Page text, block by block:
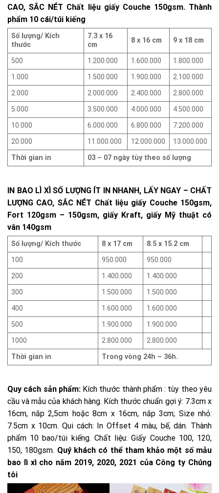
CAO, SẮC NÉT Chất liệu giấy Couche 150gsm. Thành
phẩm 10 cái/túi kiếng
Số lượng/ Kích
thước
7.3 x 16
cm
8 x 16 cm 9 x 18 cm
500 1.200.000 1.600.000
1.800.000
1.000
1.500.000 1.900.000
2.100.000
2.000
2.000.000 2.400.000
2.800.000
5.000
3.500.000 4.000.000
4.500.000
10.000
6.000.000 6.800.000
7.200.000
20.000
11.000.000 12.000.000
13.000.000
Thời gian in
03 – 07 ngày tùy theo số lượng
IN BAO LÌ XÌ SỐ LƯỢNG ÍT IN NHANH, LẤY NGAY – CHẤT
LƯỢNG CAO, SẮC NÉT Chất liệu giấy Couche 150gsm,
Fort 120gsm – 150gsm, giấy Kraft, giấy Mỹ thuật có
vân 140gsm
Số lượng/ Kích thước 8 x 17 cm
8.5 x 15.2 cm
100
950.000
950.000
200
1.400.000
1.400.000
300
1.500.000
1.500.000
400
1.600.000
1.600.000
500
1.900.000
1.900.000
1000
2.800.000
2.800.000
Thời gian in
Trong vòng 24h – 36h.
Quy cách sản phẩm:Kích thước thành phẩm : tùy theo yêu
cầu và mẫu của khách hàng. Kích thước chuẩn gợi ý: 7.3cm x
16cm, nắp 2,5cm hoặc 8cm x 16cm, nắp 3cm; Size nhỏ:
7.5cm x 10cm. Qui cách: In Offset 4 màu, bế, dán. Thành
phẩm 10 bao/túi kiếng. Chất liệu: Giấy Couche 100, 120,
150, 180gsm. Quý khách có thể tham khảo một số mẫu
bao lì xì cho năm 2019, 2020, 2021 của Công ty Chúng
tôi